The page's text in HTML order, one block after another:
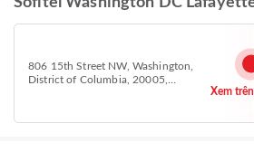
806 15th Street NW, Washington,
District of Columbia, 20005,
Xem